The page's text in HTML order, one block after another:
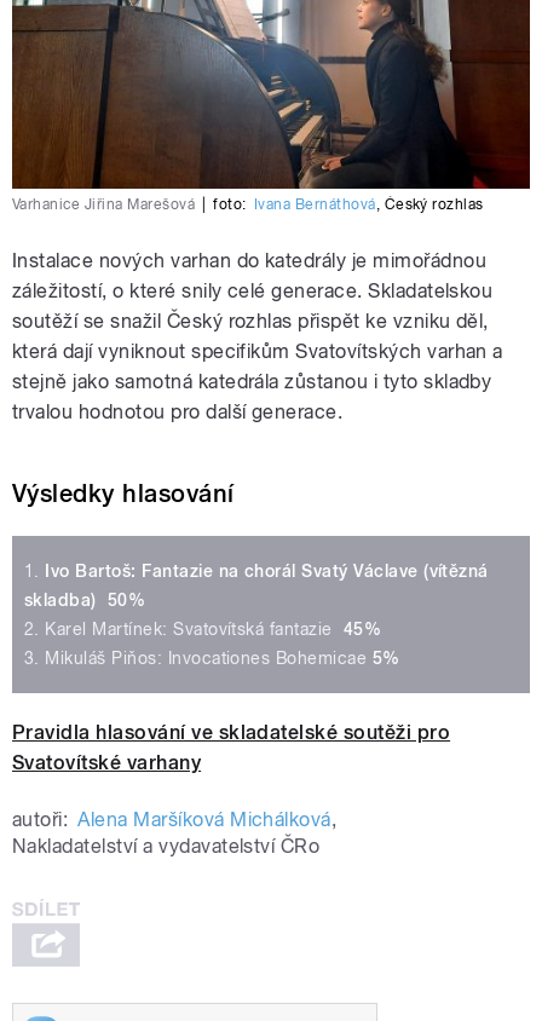
Varhanice Jiřina Marešová foto: Ivana Bernáthová, Český rozhlas
Instalace nových varhan do katedrály je mimořádnou
záležitostí, o které snily celé generace. Skladatelskou
soutěží se snažil Český rozhlas přispět ke vzniku děl,
která dají vyniknout specifikům Svatovítských varhan a
stejně jako samotná katedrála zůstanou i tyto skladby
trvalou hodnotou pro další generace.
Výsledky hlasování
1.
Ivo Bartoš: Fantazie na chorál Svatý Václave (vítězná
skladba) 50%
2. Karel Martínek: Svatovítská fantazie 45%
3. Mikuláš Piňos: Invocationes Bohemicae 5%
Pravidla hlasování ve skladatelské soutěži pro
Svatovítské varhany
autoři: Alena Maršíková Michálková,
Nakladatelství a vydavatelství ČRo